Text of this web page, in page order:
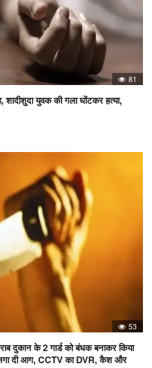
81
युवक की गला घोंटकर हत्या,
53
दुकान के 2 गार्ड को बंधक बनाकर किया
दी आग, CCTV का DVR, कैश और